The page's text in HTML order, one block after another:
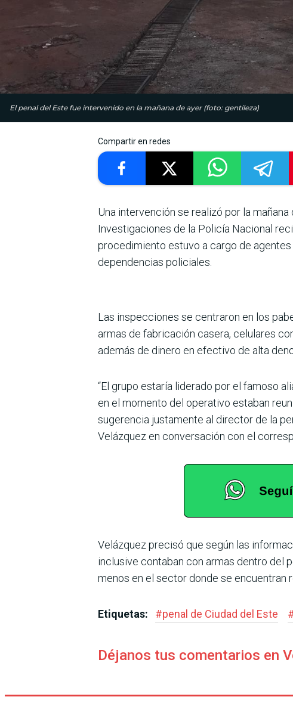
El penal del Este fue intervenido en la mañana de ayer (foto: gentileza)
Compartir en redes
Una intervención se realizó por la
Investigaciones de la Policía Nacional
procedimiento estuvo a cargo de
dependencias policiales.
Las inspecciones se centraron en los
armas de fabricación casera, celulares
además de dinero en efectivo de alta
“El grupo estaría liderado por el famoso
en el momento del operativo estaban
sugerencia justamente al director de la
Velázquez en conversación con el
Velázquez precisó que según las
inclusive contaban con armas dentro del
menos en el sector donde se encuentran
Etiquetas: #penal de Ciudad del Este
Déjanos tus comentarios en